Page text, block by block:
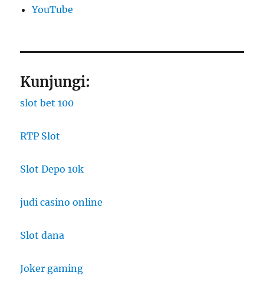
YouTube
Kunjungi:
slot bet 100
RTP Slot
Slot Depo 10k
judi casino online
Slot dana
Joker gaming